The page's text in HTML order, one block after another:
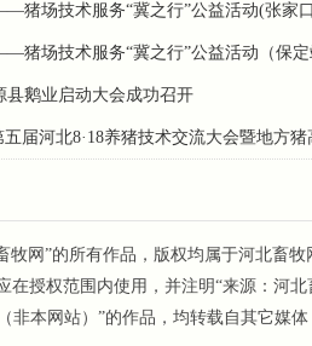
猪场技术服务“冀之行”公益活动(张家
猪场技术服务“冀之行”公益活动（保
县鹅业启动大会成功召开
五届河北8·18养猪技术交流大会暨地方
网”的所有作品，版权均属于河北畜牧
授权范围内使用，并注明“来源：河
本网站）”的作品，均转载自其它媒